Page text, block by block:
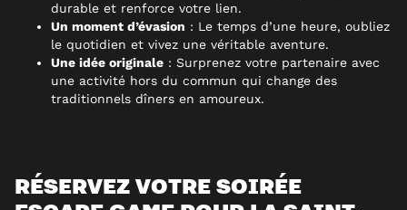
durable et renforce votre lien.
Un moment d’évasion : Le temps d’une heure, oubliez
le quotidien et vivez une véritable aventure.
Une idée originale : Surprenez votre partenaire avec
une activité hors du commun qui change des
traditionnels dîners en amoureux.
RÉSERVEZ VOTRE SOIRÉE